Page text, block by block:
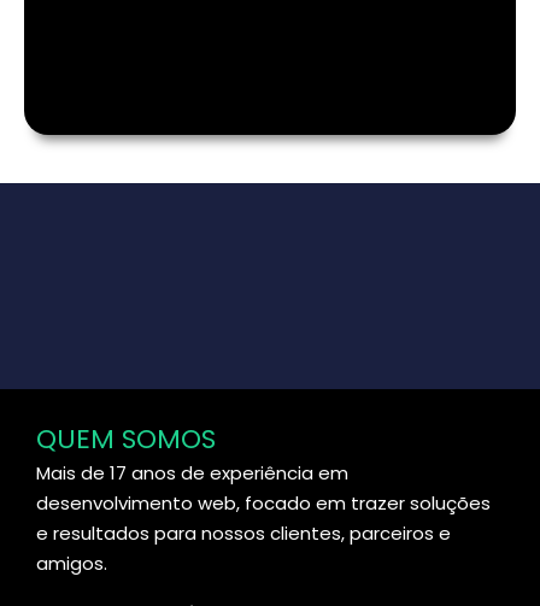
QUEM SOMOS
Mais de 17 anos de experiência em
desenvolvimento web, focado em trazer soluções
e resultados para nossos clientes, parceiros e
amigos.